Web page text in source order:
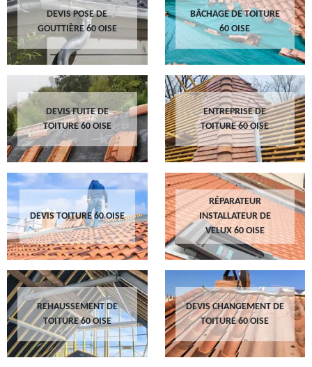
DEVIS POSE DE
GOUTTIÈRE 60 OISE
BÂCHAGE DE TOITURE
60 OISE
DEVIS FUITE DE
TOITURE 60 OISE
ENTREPRISE DE
TOITURE 60 OISE
DEVIS TOITURE 60 OISE
RÉPARATEUR
INSTALLATEUR DE
VELUX 60 OISE
REHAUSSEMENT DE
TOITURE 60 OISE
DEVIS CHANGEMENT DE
TOITURE 60 OISE